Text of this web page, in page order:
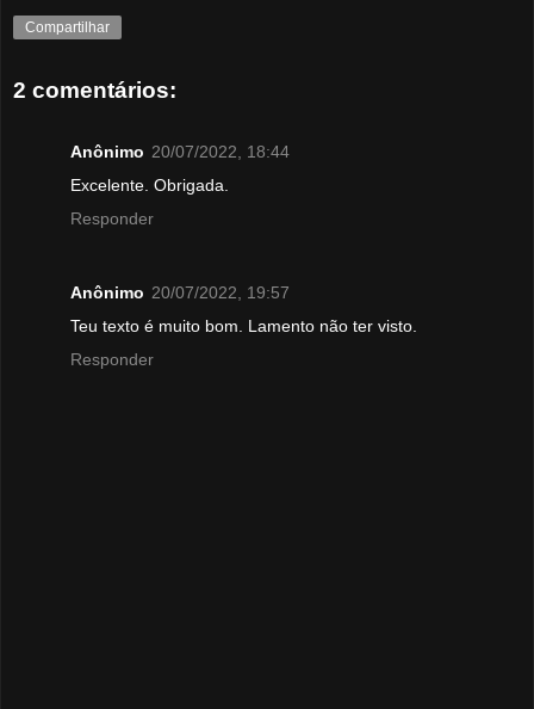
Compartilhar
2 comentários:
Anônimo 20/07/2022, 18:44
Excelente. Obrigada.
Responder
Anônimo 20/07/2022, 19:57
Teu texto é muito bom. Lamento não ter visto.
Responder